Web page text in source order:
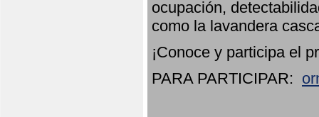
ocupación,
como la lavandera
¡Conoce y participa el
PARA PARTICIPAR: